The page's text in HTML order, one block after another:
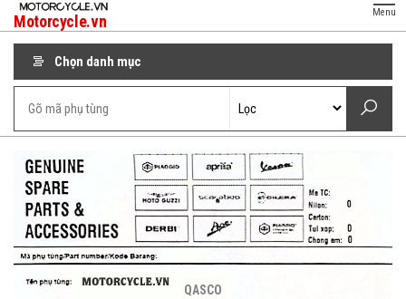
Motorcycle.vn Menu
Chọn danh mục
QASCO